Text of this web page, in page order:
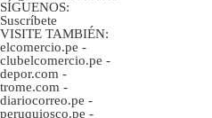
SÍGUENOS:
Suscríbete
VISITE TAMBIÉN:
elcomercio.pe -
clubelcomercio.pe -
depor.com -
trome.com -
diariocorreo.pe -
peruquiosco.pe -